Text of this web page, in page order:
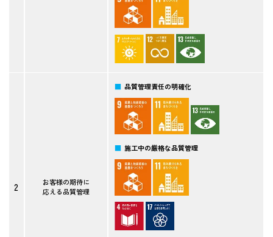
2
お客様の期待に
応える品質管理
品質管理責任の明確化
施工中の厳格な品質管理